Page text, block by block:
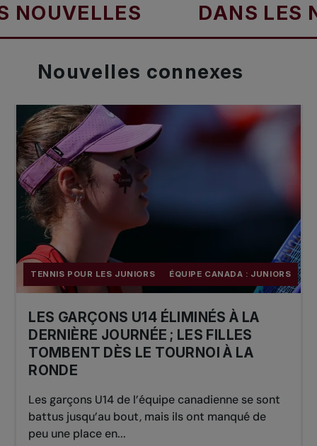
DANS LES
Nouvelles connexes
TENNIS POUR LES JUNIORS ÉQUIPE CANADA : JUNIORS
LES GARÇONS U14 ÉLIMINÉS À LA
DERNIÈRE JOURNÉE ; LES FILLES
TOMBENT DÈS LE TOURNOI À LA
RONDE
Les garçons U14 de l’équipe canadienne se sont
battus jusqu’au bout, mais ils ont manqué de
peu une place en...